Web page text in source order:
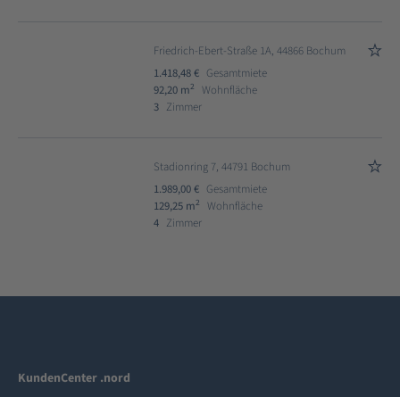
Friedrich-Ebert-Straße 1A, 44866 Bochum
1.418,48 € Gesamtmiete
92,20 m2
Wohnfläche
3 Zimmer
Stadionring 7, 44791 Bochum
1.989,00 € Gesamtmiete
129,25 m2
Wohnfläche
4 Zimmer
KundenCenter .nord